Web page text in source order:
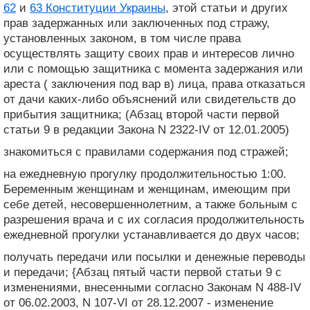
62 и 63 Конституции Украины, этой статьи и других
прав задержанных или заключенных под стражу,
установленных законом, в том числе права
осуществлять защиту своих прав и интересов лично
или с помощью защитника с момента задержания или
ареста ( заключения под вар в) лица, права отказаться
от дачи каких-либо объяснений или свидетельств до
прибытия защитника; (Абзац второй части первой
статьи 9 в редакции Закона N 2322-IV от 12.01.2005)
знакомиться с правилами содержания под стражей;
на ежедневную прогулку продолжительностью 1:00.
Беременным женщинам и женщинам, имеющим при
себе детей, несовершеннолетним, а также больным с
разрешения врача и с их согласия продолжительность
ежедневной прогулки устанавливается до двух часов;
получать передачи или посылки и денежные переводы
и передачи; {Абзац пятый части первой статьи 9 с
изменениями, внесенными согласно Законам N 488-IV
от 06.02.2003, N 107-VI от 28.12.2007 - изменение